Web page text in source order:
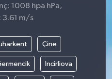
1008 hpa hPa,
3.61 m/s
Çine
İncirliova